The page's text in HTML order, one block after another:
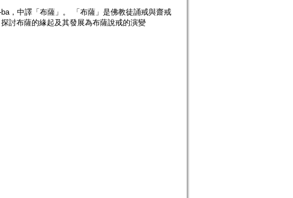
，中譯「布薩」。 「布薩」是佛教徒誦戒與齋戒
討布薩的緣起及其發展為布薩說戒的演變